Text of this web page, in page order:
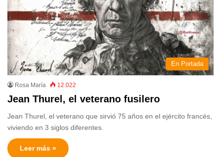
En Portada
Rosa María 12.022
Jean Thurel, el veterano fusilero
Jean Thurel, el veterano que sirvió 75 años en el ejército francés,
viviendo en 3 siglos diferentes.
Leer más »